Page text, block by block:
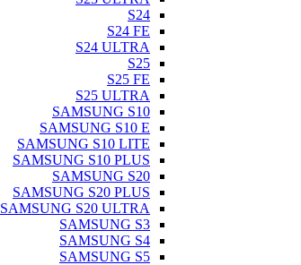
S24
S24 FE
S24 ULTRA
S25
S25 FE
S25 ULTRA
SAMSUNG S10
SAMSUNG S10 E
SAMSUNG S10 LITE
SAMSUNG S10 PLUS
SAMSUNG S20
SAMSUNG S20 PLUS
SAMSUNG S20 ULTRA
SAMSUNG S3
SAMSUNG S4
SAMSUNG S5